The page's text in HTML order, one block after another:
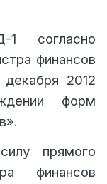
согласно
финансов
2012
форм
прямого
финансов